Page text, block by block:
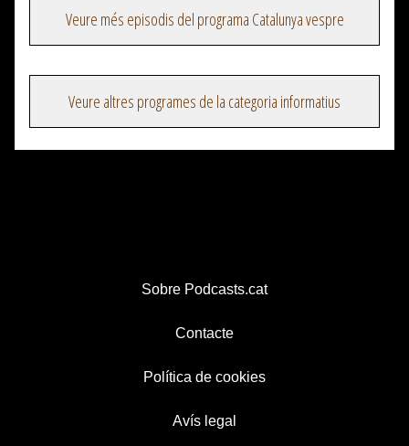
Veure més episodis del programa Catalunya vespre
Veure altres programes de la categoria informatius
Sobre Podcasts.cat
Contacte
Política de cookies
Avís legal